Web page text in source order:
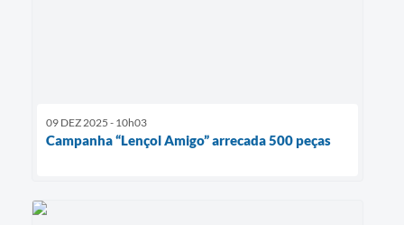
09 DEZ 2025 - 10h03
Campanha “Lençol Amigo” arrecada 500 peças